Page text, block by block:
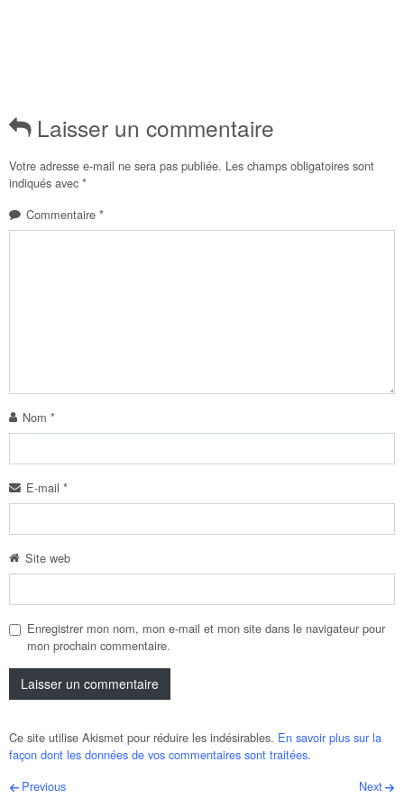
Laisser un commentaire
Votre adresse e-mail ne sera pas publiée. Les champs obligatoires sont
indiqués avec *
Commentaire *
Nom *
E-mail *
Site web
Enregistrer mon nom, mon e-mail et mon site dans le navigateur pour
mon prochain commentaire.
Ce site utilise Akismet pour réduire les indésirables. En savoir plus sur la
façon dont les données de vos commentaires sont traitées.
Post navigation
Previous Next